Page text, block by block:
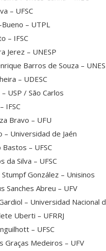
– UFSC
– UTPL
– IFSC
Jerez – UNESP
Barros de Souza –
– UDESC
USP / São Carlos
IFSC
Bravo – UFU
– Universidad de Jaén
– UFSC
da Silva – UFSC
González – Unisinos
Sanches Abreu – UFV
– Universidad Nacional
Uberti – UFRRJ
– UFSC
Graças Medeiros – UFV